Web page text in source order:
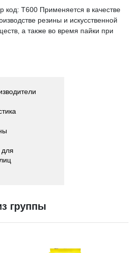
код: T600 Применяется в качестве
резины и искусственной
а также во время пайки при
группы